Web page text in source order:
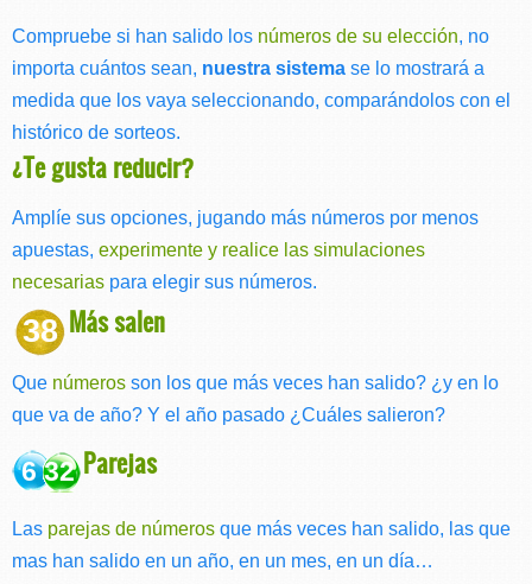
Compruebe si han salido los números de su elección, no
importa cuántos sean, nuestra sistema se lo mostrará a
medida que los vaya seleccionando, comparándolos con el
histórico de sorteos.
¿Te gusta reducir?
Amplíe sus opciones, jugando más números por menos
apuestas, experimente y realice las simulaciones
necesarias para elegir sus números.
38 Más salen
Que números son los que más veces han salido? ¿y en lo
que va de año? Y el año pasado ¿Cuáles salieron?
6 32 Parejas
Las parejas de números que más veces han salido, las que
mas han salido en un año, en un mes, en un día…